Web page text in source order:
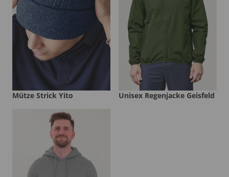
Mütze Strick Yito Unisex Regenjacke Geisfeld